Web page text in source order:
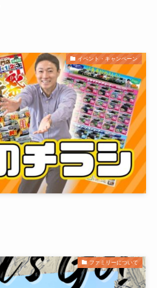
イベント・キャンペーン
ファミリーについて